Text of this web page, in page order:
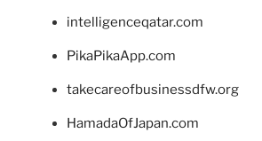
intelligenceqatar.com
PikaPikaApp.com
takecareofbusinessdfw.org
HamadaOfJapan.com